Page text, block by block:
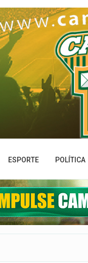
ESPORTE POLÍTICA